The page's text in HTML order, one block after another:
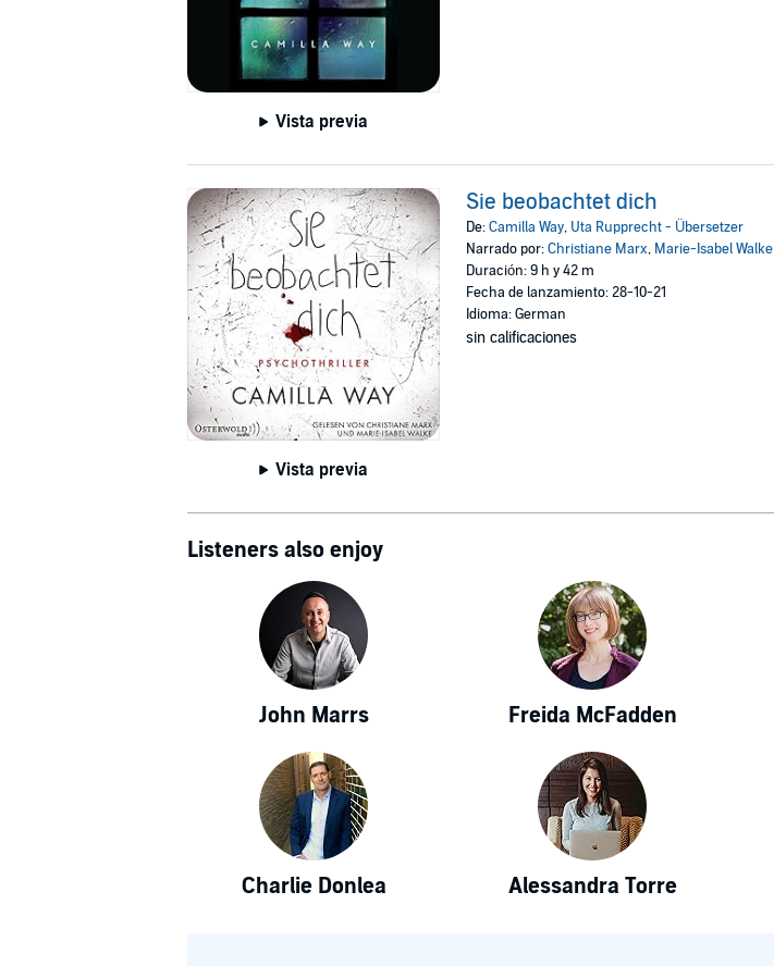
Vista previa
Vista previa
Sie beobachtet dich
De:Camilla Way, Uta Rupprecht - Übersetzer
Narrado por:Christiane Marx, Marie-Isabel Walke
Duración: 9 h y 42 m
Fecha de lanzamiento: 28-10-21
Idioma: German
sin calificaciones
Listeners also enjoy
John Marrs Freida McFadden
Charlie Donlea Alessandra Torre